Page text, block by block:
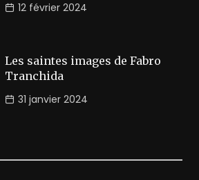
12 février 2024
Les saintes images de Fabro
Tranchida
31 janvier 2024